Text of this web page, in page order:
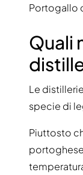
Portogallo
Quali
Le
specie di
Piuttosto